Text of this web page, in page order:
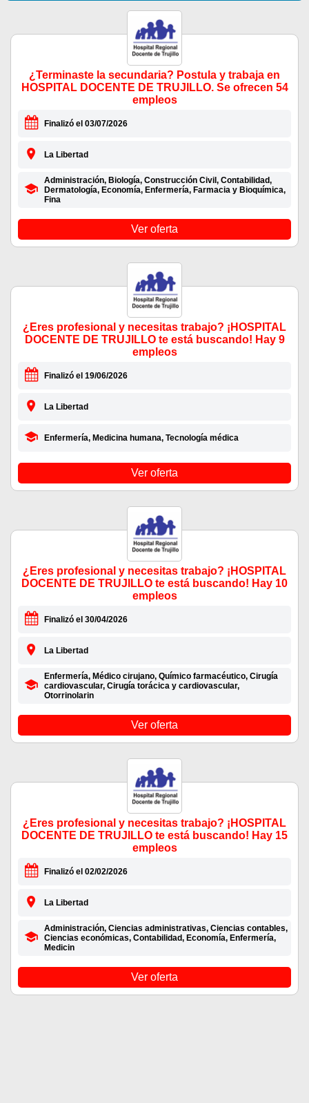
¿Terminaste la secundaria? Postula y trabaja en
HOSPITAL DOCENTE DE TRUJILLO. Se ofrecen 54
empleos
Finalizó el 03/07/2026
La Libertad
Administración, Biología, Construcción Civil, Contabilidad,
Dermatología, Economía, Enfermería, Farmacia y Bioquímica,
Fina
Ver oferta
¿Eres profesional y necesitas trabajo? ¡HOSPITAL
DOCENTE DE TRUJILLO te está buscando! Hay 9
empleos
Finalizó el 19/06/2026
La Libertad
Enfermería, Medicina humana, Tecnología médica
Ver oferta
¿Eres profesional y necesitas trabajo? ¡HOSPITAL
DOCENTE DE TRUJILLO te está buscando! Hay 10
empleos
Finalizó el 30/04/2026
La Libertad
Enfermería, Médico cirujano, Químico farmacéutico, Cirugía
cardiovascular, Cirugía torácica y cardiovascular,
Otorrinolarin
Ver oferta
¿Eres profesional y necesitas trabajo? ¡HOSPITAL
DOCENTE DE TRUJILLO te está buscando! Hay 15
empleos
Finalizó el 02/02/2026
La Libertad
Administración, Ciencias administrativas, Ciencias contables,
Ciencias económicas, Contabilidad, Economía, Enfermería,
Medicin
Ver oferta